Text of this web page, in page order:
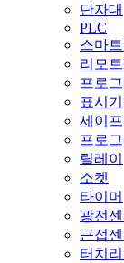
단자대
PLC
스마트
리모
프로
표시
세이
프로
릴레이
소켓
타이머
광전
근접
터치